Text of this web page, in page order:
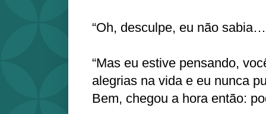
“Oh, desculpe, eu não
“Mas eu estive pensando,
alegrias na vida e eu nunca
Bem, chegou a hora então: